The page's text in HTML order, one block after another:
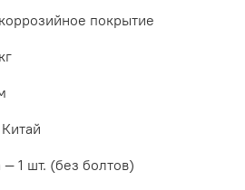
покрытие
1 шт. (без болтов)